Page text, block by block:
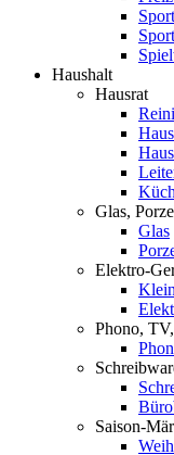
Haushalt
Hausrat
Glas,
Glas
Elektro-
Phono,
Saison-